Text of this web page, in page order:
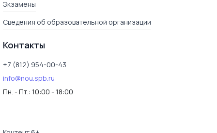
Экзамены
Сведения об образовательной организации
Контакты
+7 (812) 954-00-43
info@nou.spb.ru
Пн. - Пт.: 10:00 - 18:00